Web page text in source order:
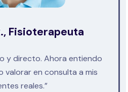
Fisioterapeuta
y directo. Ahora entiendo
valorar en consulta a mis
reales.”